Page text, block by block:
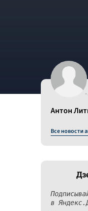
Антон
Все новости
в